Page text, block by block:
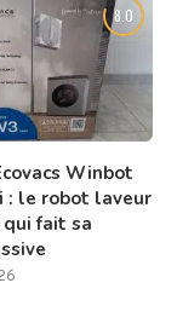
8.0
Winbot
: le robot laveur
fait sa